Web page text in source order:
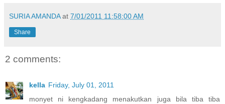
SURIA AMANDA at 7/01/2011 11:58:00 AM
Share
2 comments:
kella Friday, July 01, 2011
monyet ni kengkadang menakutkan juga bila tiba tiba